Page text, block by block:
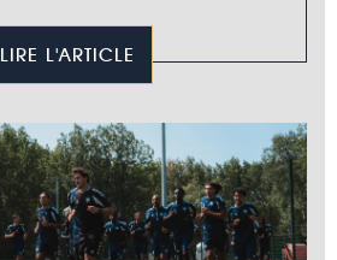
LIRE L'ARTICLE